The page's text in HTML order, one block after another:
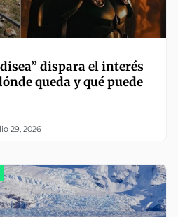
dispara el interés
queda y qué puede
29, 2026